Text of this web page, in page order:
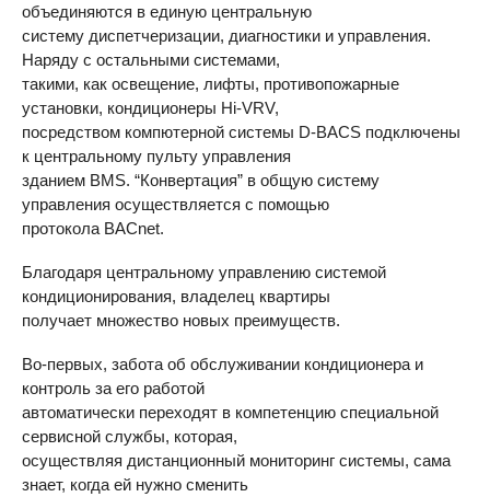
объединяются в единую центральную
систему диспетчеризации, диагностики и управления.
Наряду с остальными системами,
такими, как освещение, лифты, противопожарные
установки, кондиционеры Hi-VRV,
посредством компютерной системы D-BACS подключены
к центральному пульту управления
зданием BMS. “Конвертация” в общую систему
управления осуществляется с помощью
протокола BACnet.
Благодаря центральному управлению системой
кондиционирования, владелец квартиры
получает множество новых преимуществ.
Во-первых, забота об обслуживании кондиционера и
контроль за его работой
автоматически переходят в компетенцию специальной
сервисной службы, которая,
осуществляя дистанционный мониторинг системы, сама
знает, когда ей нужно сменить